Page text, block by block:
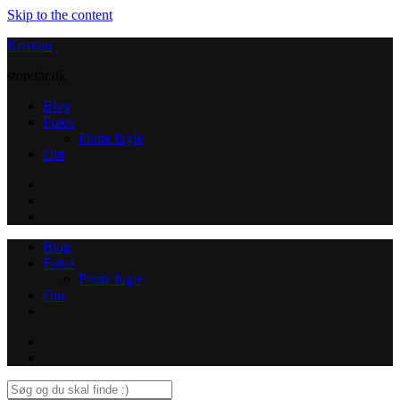
Skip to the content
Kristian
Blog
Fotos
Flotte fugle
Om
Blog
Fotos
Flotte fugle
Om
Search